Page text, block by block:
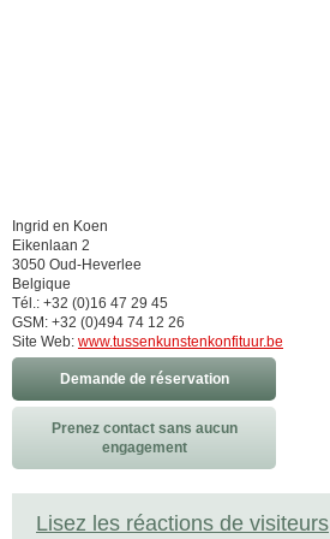
Ingrid en Koen
Eikenlaan 2
3050 Oud-Heverlee
Belgique
Tél.: +32 (0)16 47 29 45
GSM: +32 (0)494 74 12 26
Site Web: www.tussenkunstenkonfituur.be
Demande de réservation
Prenez contact sans aucun
engagement
Lisez les réactions de visiteurs